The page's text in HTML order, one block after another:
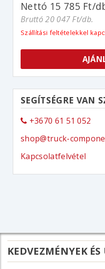
Nettó 15 785 Ft/
Bruttó 20 047 Ft/db.
Szállítási feltételekkel
SEGÍTSÉGRE VAN
+3670 61 51 052
shop@truck-
Kapcsolatfelvétel
KEDVEZMÉNYEK